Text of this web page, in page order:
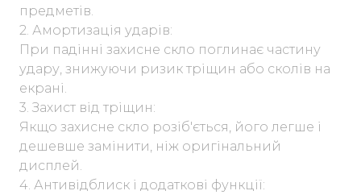
предметів.
2. Амортизація ударів:
При падінні захисне скло поглинає частину
удару, знижуючи ризик тріщин або сколів на
екрані.
3. Захист від тріщин:
Якщо захисне скло розіб'ється, його легше і
дешевше замінити, ніж оригінальний
дисплей.
4. Антивідблиск і додаткові функції: